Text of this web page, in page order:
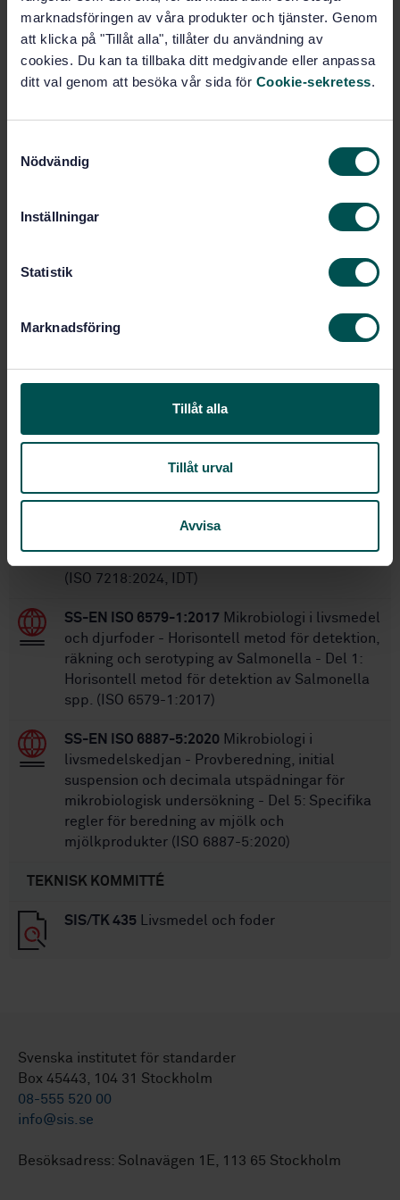
marknadsföringen av våra produkter och tjänster. Genom
att klicka på "Tillåt alla", tillåter du användning av
cookies. Du kan ta tillbaka ditt medgivande eller anpassa
ditt val genom att besöka vår sida för Cookie-sekretess.
Nödvändig
Inställningar
Statistik
Marknadsföring
Tillåt alla
Tillåt urval
Avvisa
Fler alternativ
Produktinformation
435/AG 05
Microbiology of the food
chain - Requirements and guidelines for
conducting challenge tests of food and
feed products - Part 2: Challenge tests
kinetic parameters (ISO 20976-2:2022)
Utgåva:1
Inom samma område
(ISO 7218:2024, IDT)
SS-EN ISO 6579-1:2017 Mikrobiologi i livsmedel
och djurfoder - Horisontell metod för detektion,
räkning och serotyping av Salmonella - Del 1:
Horisontell metod för detektion av Salmonella
spp. (ISO 6579-1:2017)
SS-EN ISO 6887-5:2020 Mikrobiologi i
livsmedelskedjan - Provberedning, initial
suspension och decimala utspädningar för
mikrobiologisk undersökning - Del 5: Specifika
regler för beredning av mjölk och
mjölkprodukter (ISO 6887-5:2020)
TEKNISK KOMMITTÉ
SIS/TK 435 Livsmedel och foder
Svenska institutet för standarder
Box 45443, 104 31 Stockholm
08-555 520 00
info@sis.se
Besöksadress: Solnavägen 1E, 113 65 Stockholm